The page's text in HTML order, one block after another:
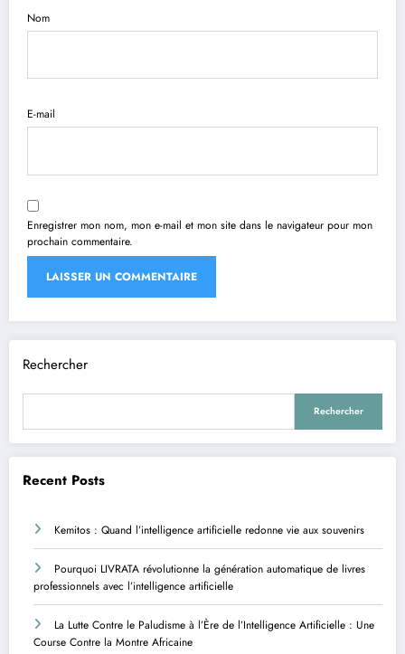
Nom
E-mail
Enregistrer mon nom, mon e-mail et mon site dans le navigateur pour mon
prochain commentaire.
Rechercher
Rechercher
Recent Posts
Kemitos : Quand l’intelligence artificielle redonne vie aux souvenirs
Pourquoi LIVRATA révolutionne la génération automatique de livres
professionnels avec l’intelligence artificielle
La Lutte Contre le Paludisme à l’Ère de l’Intelligence Artificielle : Une
Course Contre la Montre Africaine